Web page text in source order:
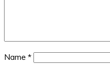
Name *